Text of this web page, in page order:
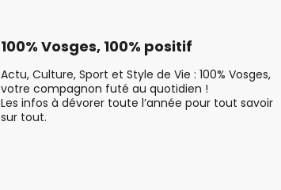
100% Vosges, 100% positif
Actu, Culture, Sport et Style de Vie : 100% Vosges,
votre compagnon futé au quotidien !
Les infos à dévorer toute l’année pour tout savoir
sur tout.